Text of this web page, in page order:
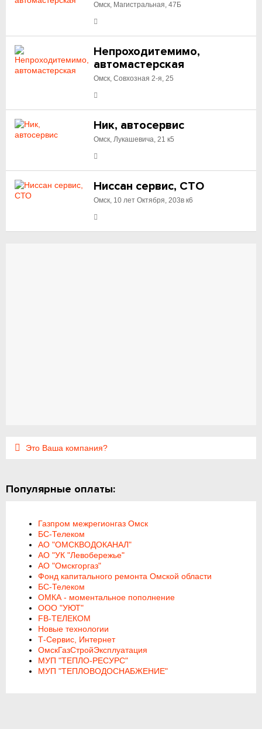
Омск, Магистральная, 47Б
Непроходитемимо,
автомастерская
Омск, Совхозная 2-я, 25
Ник, автосервис
Омск, Лукашевича, 21 к5
Ниссан сервис, СТО
Омск, 10 лет Октября, 203в к6
Это Ваша компания?
Популярные оплаты:
Газпром межрегионгаз Омск
БС-Телеком
АО "ОМСКВОДОКАНАЛ"
АО "УК "Левобережье"
АО "Омскгоргаз"
Фонд капитального ремонта Омской области
БС-Телеком
ОМКА - моментальное пополнение
ООО "УЮТ"
FB-ТЕЛЕКОМ
Новые технологии
Т-Сервис, Интернет
ОмскГазСтройЭксплуатация
МУП "ТЕПЛО-РЕСУРС"
МУП "ТЕПЛОВОДОСНАБЖЕНИЕ"